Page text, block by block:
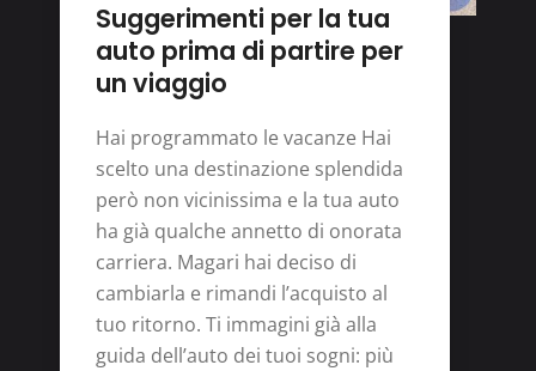
Suggerimenti per la tua
auto prima di partire per
un viaggio
Hai programmato le vacanze Hai
scelto una destinazione splendida
però non vicinissima e la tua auto
ha già qualche annetto di onorata
carriera. Magari hai deciso di
cambiarla e rimandi l’acquisto al
tuo ritorno. Ti immagini già alla
guida dell’auto dei tuoi sogni: più